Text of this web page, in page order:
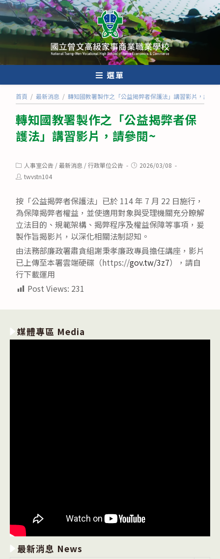
跳
轉
至
內
選單
首頁 / 最新消息 / 轉知國教署製作之「公益揭弊者保護法」講習影片，請參
轉知國教署製作之「公益揭弊者保
護法」講習影片，請參閱~
Post
category:
人事室公告 /最新消息 /行政單位公告
Post2026/03/08
Posttwvstn104
按「公益揭弊者保護法」已於 114 年 7 月 22 日施行，
為保障揭弊者權益，並使適用對象與受理機關充分瞭解
立法目的、規範架構、揭弊程序及權益保障等事項，爰
製作旨揭影片，以深化相關法制認知。
由法務部廉政署肅貪組謝秉孝廉政專員擔任講座，影片
已上傳至本署雲端硬碟（https://gov.tw/3z7），請自
行下載運用
Post Views: 231
媒體專區 Media
最新消息 News